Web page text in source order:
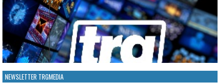
NEWSLETTER TRGMEDIA